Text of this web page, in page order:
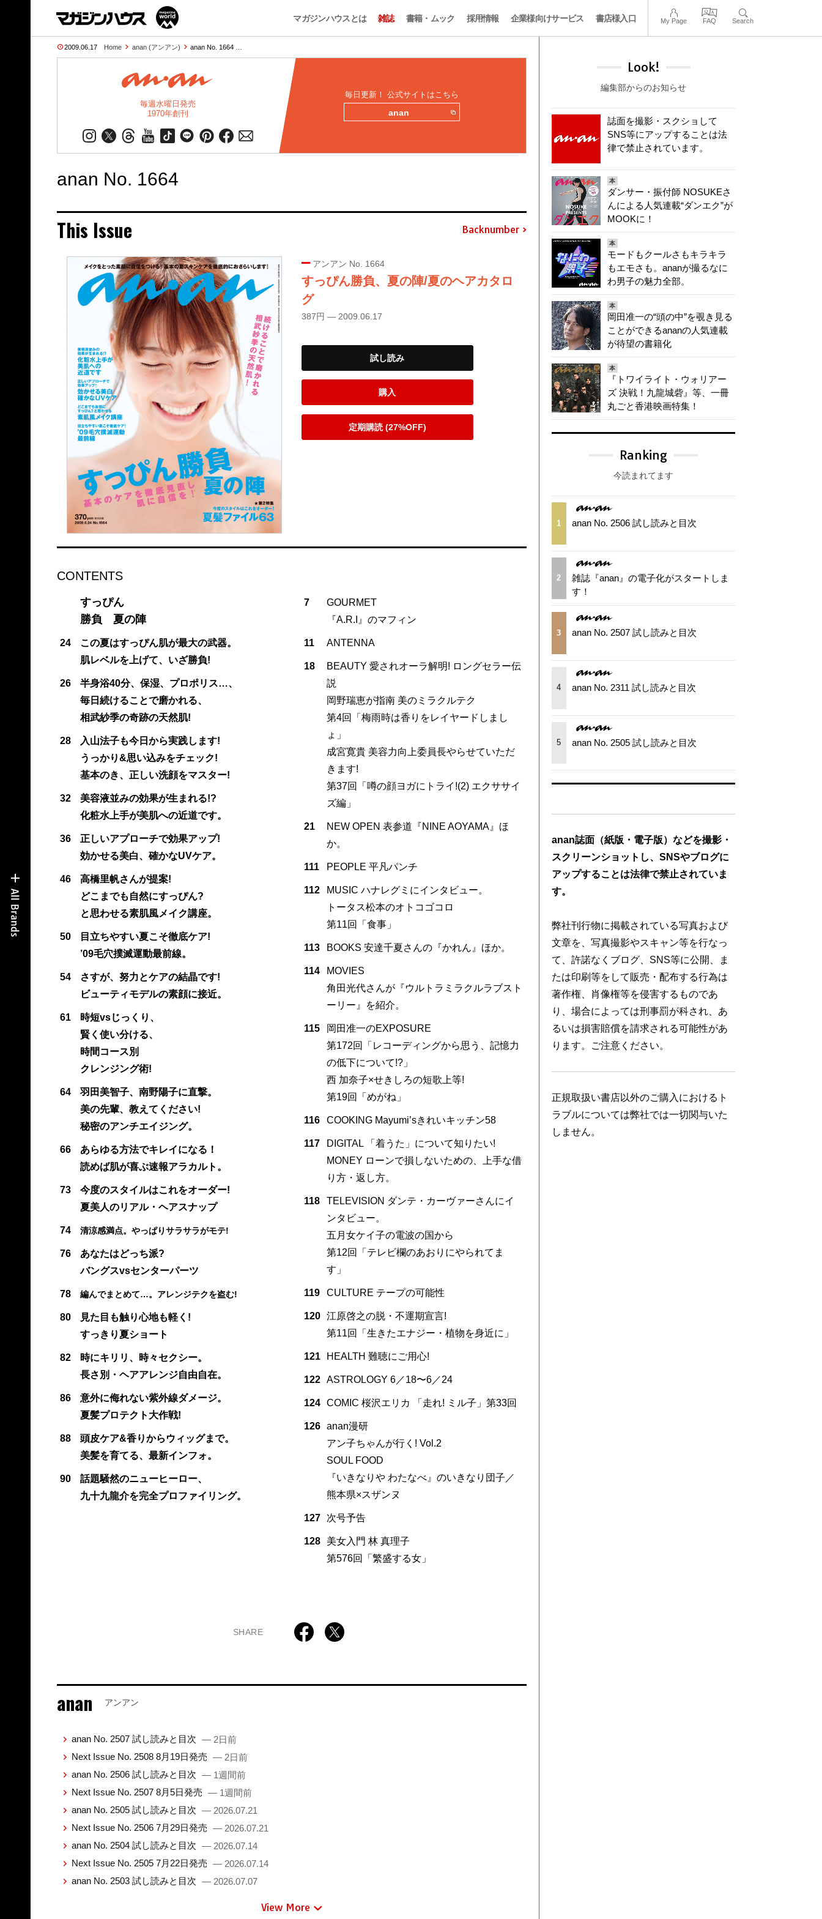
マガジンハウスとは 雑誌 書籍・ムック 採用情報 企業様向けサービス 書店様入口 My Page FAQ Search
2009.06.17 Home anan (アンアン) anan No. 1664 …
毎週水曜日発売
1970年創刊
毎日更新！ 公式サイトはこちら
anan
anan No. 1664
This Issue Backnumber
アンアン No. 1664
すっぴん勝負、夏の陣/夏のヘアカタロ
グ
387円 — 2009.06.17
試し読み
購入
定期購読 (27%OFF)
CONTENTS
すっぴん
勝負 夏の陣
24
この夏はすっぴん肌が最大の武器。
肌レベルを上げて、いざ勝負!
26
半身浴40分、保湿、プロポリス…、
毎日続けることで磨かれる、
相武紗季の奇跡の天然肌!
28
入山法子も今日から実践します!
うっかり&思い込みをチェック!
基本のき、正しい洗顔をマスター!
32
美容液並みの効果が生まれる!?
化粧水上手が美肌への近道です。
36
正しいアプローチで効果アップ!
効かせる美白、確かなUVケア。
46
高橋里帆さんが提案!
どこまでも自然にすっぴん?
と思わせる素肌風メイク講座。
50
目立ちやすい夏こそ徹底ケア!
’09毛穴撲滅運動最前線。
54
さすが、努力とケアの結晶です!
ビューティモデルの素顔に接近。
61
時短vsじっくり、
賢く使い分ける、
時間コース別
クレンジング術!
64
羽田美智子、南野陽子に直撃。
美の先輩、教えてください!
秘密のアンチエイジング。
66
あらゆる方法でキレイになる！
読めば肌が喜ぶ速報アラカルト。
73
今度のスタイルはこれをオーダー!
夏美人のリアル・ヘアスナップ
74 清涼感満点。やっぱりサラサラがモテ!
76
あなたはどっち派?
バングスvsセンターパーツ
78 編んでまとめて…。アレンジテクを盗む!
80
見た目も触り心地も軽く!
すっきり夏ショート
82
時にキリリ、時々セクシー。
長さ別・ヘアアレンジ自由自在。
86
意外に侮れない紫外線ダメージ。
夏髪プロテクト大作戦!
88
頭皮ケア&香りからウィッグまで。
美髪を育てる、最新インフォ。
90
話題騒然のニューヒーロー、
九十九龍介を完全プロファイリング。
7
GOURMET
『A.R.I』のマフィン
11 ANTENNA
18
BEAUTY 愛されオーラ解明! ロングセラー伝
説
岡野瑞恵が指南 美のミラクルテク
第4回「梅雨時は香りをレイヤードしまし
ょ」
成宮寛貴 美容力向上委員長やらせていただ
きます!
第37回「噂の顔ヨガにトライ!(2) エクササイ
ズ編」
21
NEW OPEN 表参道『NINE AOYAMA』ほ
か。
111 PEOPLE 平凡パンチ
112
MUSIC ハナレグミにインタビュー。
トータス松本のオトコゴコロ
第11回「食事」
113 BOOKS 安達千夏さんの『かれん』ほか。
114
MOVIES
角田光代さんが『ウルトラミラクルラブスト
ーリー』を紹介。
115
岡田准一のEXPOSURE
第172回「レコーディングから思う、記憶力
の低下について!?」
西 加奈子×せきしろの短歌上等!
第19回「めがね」
116 COOKING Mayumi’sきれいキッチン58
117
DIGITAL 「着うた」について知りたい!
MONEY ローンで損しないための、上手な借
り方・返し方。
118
TELEVISION ダンテ・カーヴァーさんにイ
ンタビュー。
五月女ケイ子の電波の国から
第12回「テレビ欄のあおりにやられてま
す」
119 CULTURE テープの可能性
120 江原啓之の脱・不運期宣言!
第11回「生きたエナジー・植物を身近に」
121 HEALTH 難聴にご用心!
122 ASTROLOGY 6／18〜6／24
124 COMIC 桜沢エリカ 「走れ! ミル子」第33回
126 anan漫研
アン子ちゃんが行く! Vol.2
SOUL FOOD
『いきなりや わたなべ』のいきなり団子／
熊本県×スザンヌ
127 次号予告
128
美女入門 林 真理子
第576回「繁盛する女」
SHARE
anan アンアン
anan No. 2507 試し読みと目次 — 2日前
Next Issue No. 2508 8月19日発売 — 2日前
anan No. 2506 試し読みと目次 — 1週間前
Next Issue No. 2507 8月5日発売 — 1週間前
anan No. 2505 試し読みと目次 — 2026.07.21
Next Issue No. 2506 7月29日発売 — 2026.07.21
anan No. 2504 試し読みと目次 — 2026.07.14
Next Issue No. 2505 7月22日発売 — 2026.07.14
anan No. 2503 試し読みと目次 — 2026.07.07
View More
Look!
編集部からのお知らせ
誌面を撮影・スクショして
SNS等にアップすることは法
律で禁止されています。
本
ダンサー・振付師 NOSUKEさ
んによる人気連載“ダンエク”が
MOOKに！
本
モードもクールさもキラキラ
もエモさも。ananが撮るなに
わ男子の魅力全部。
本
岡田准一の“頭の中”を覗き見る
ことができるananの人気連載
が待望の書籍化
本
『トワイライト・ウォリアー
ズ 決戦！九龍城砦』等、一冊
丸ごと香港映画特集！
Ranking
今読まれてます
1 anan No. 2506 試し読みと目次
2
雑誌『anan』の電子化がスタートしま
す！
3 anan No. 2507 試し読みと目次
4 anan No. 2311 試し読みと目次
5 anan No. 2505 試し読みと目次
anan誌面（紙版・電子版）などを撮影・
スクリーンショットし、SNSやブログに
アップすることは法律で禁止されていま
す。
弊社刊行物に掲載されている写真および
文章を、写真撮影やスキャン等を行なっ
て、許諾なくブログ、SNS等に公開、ま
たは印刷等をして販売・配布する行為は
著作権、肖像権等を侵害するものであ
り、場合によっては刑事罰が科され、あ
るいは損害賠償を請求される可能性があ
ります。ご注意ください。
正規取扱い書店以外のご購入におけるト
ラブルについては弊社では一切関与いた
しません。